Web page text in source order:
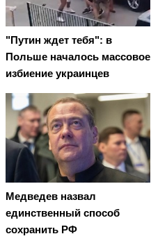
"Путин ждет тебя": в
Польше началось массовое
избиение украинцев
Медведев назвал
единственный способ
сохранить РФ